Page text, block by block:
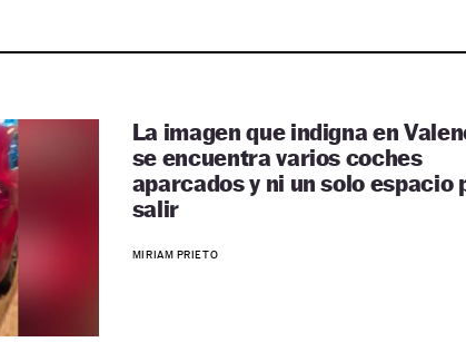
La imagen que indigna en
se encuentra varios coches
aparcados y ni un solo espacio
salir
MIRIAM PRIETO